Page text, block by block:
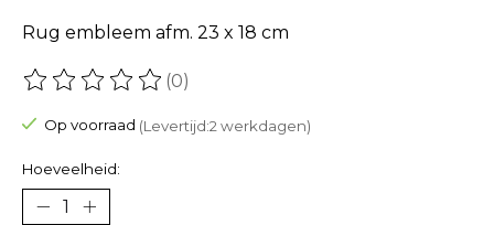
Rug embleem afm. 23 x 18 cm
De beoordeling van dit product is
(0)
Op voorraad (Levertijd:2 werkdagen)
Hoeveelheid: